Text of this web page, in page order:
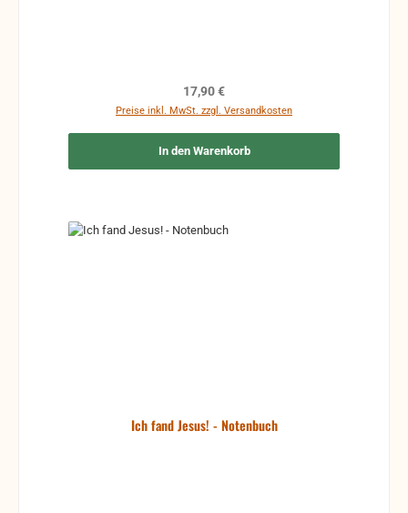
Regulärer Preis:
17,90 €
Preise inkl. MwSt. zzgl. Versandkosten
In den Warenkorb
Ich fand Jesus! - Notenbuch